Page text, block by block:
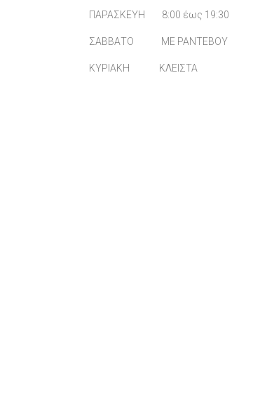
ΠΑΡΑΣΚΕΥΗ 8:00 έως 19:30
ΣΑΒΒΑΤΟ ΜΕ ΡΑΝΤΕΒΟΥ
ΚΥΡΙΑΚΗ ΚΛΕΙΣΤΑ